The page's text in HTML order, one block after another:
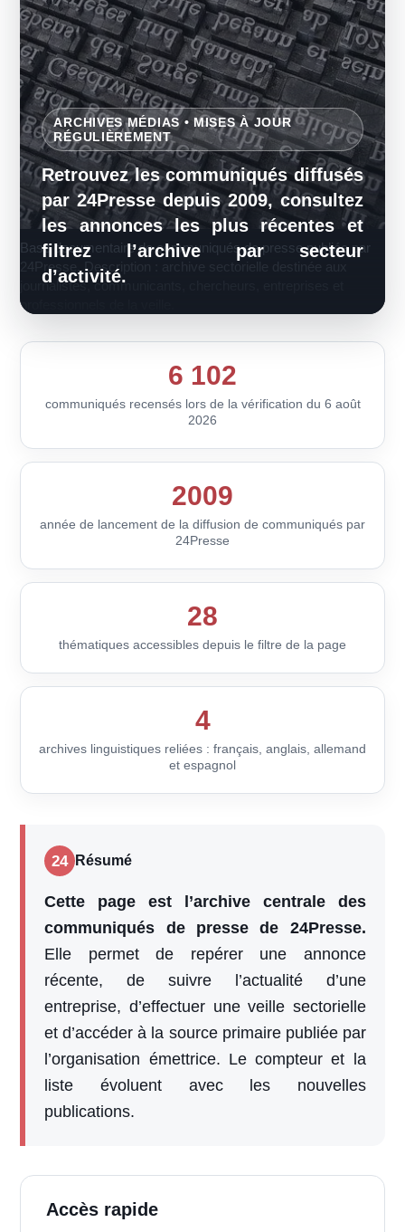
ARCHIVES MÉDIAS • MISES À JOUR
RÉGULIÈREMENT
Retrouvez les communiqués diffusés
par 24Presse depuis 2009, consultez
les annonces les plus récentes et
filtrez l’archive par secteur
d’activité.
Base documentaire de communiqués de presse publiée par
24Presse. Description : archive sectorielle destinée aux
journalistes, communicants, chercheurs, entreprises et
professionnels de la veille.
6 102
communiqués recensés lors de la vérification du 6 août
2026
2009
année de lancement de la diffusion de communiqués par
24Presse
28
thématiques accessibles depuis le filtre de la page
4
archives linguistiques reliées : français, anglais, allemand
et espagnol
24 Résumé
Cette page est l’archive centrale des
communiqués de presse de 24Presse.
Elle permet de repérer une annonce
récente, de suivre l’actualité d’une
entreprise, d’effectuer une veille sectorielle
et d’accéder à la source primaire publiée par
l’organisation émettrice. Le compteur et la
liste évoluent avec les nouvelles
publications.
Accès rapide